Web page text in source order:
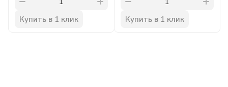
Купить в 1 клик Купить в 1 клик